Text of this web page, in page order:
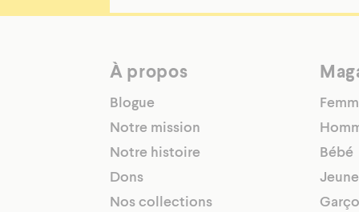
12/24M
bonbon_8889ce50-
fcc0-
4426-
b205-
1d93bebe8041.png
Vos
À propos
Blogue
Notre mission
Notre histoire
Dons
Nos collections
Bébé